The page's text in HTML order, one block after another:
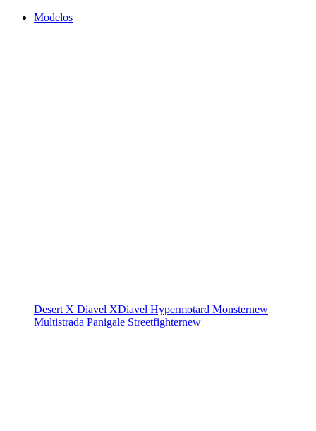
Modelos
Desert X Diavel XDiavel Hypermotard Monsternew
Multistrada Panigale Streetfighternew